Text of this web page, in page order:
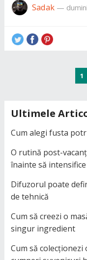
Sadak—
1
Ultimele
Cum alegi fusta
O rutină post-
înainte să
Difuzorul poate
de tehnică
Cum să creezi o
singur ingredient
Cum să